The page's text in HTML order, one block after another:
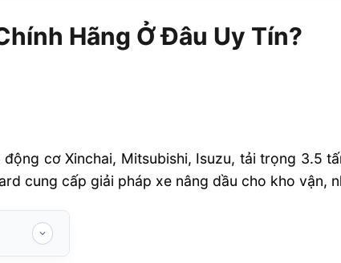
Hãng Ở Đâu Uy Tín?
cơ Xinchai, Mitsubishi, Isuzu, tải trọng 3.5
cung cấp giải pháp xe nâng dầu cho kho vận,